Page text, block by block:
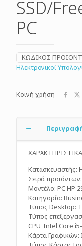
SSD/
PC
ΚΩΔΙΚΌΣ
Ηλεκτρονικοί
Κοινή χρήση
ΧΑΡΑΚΤΗΡΙΣΤΙΚΑ
Κατασκευαστής:
Σειρά
Μοντέλο: PC HP
Κατηγορία:
Τύπος Desktop:
Τύπος
CPU: Intel Core
Κάρτα Γραφικών: